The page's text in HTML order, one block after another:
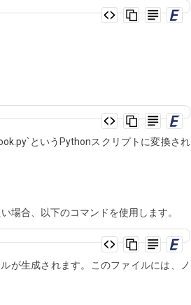
というPythonスクリプトに変換され
場合、以下のコマンドを使用します。
が生成されます。このファイルには、ノ